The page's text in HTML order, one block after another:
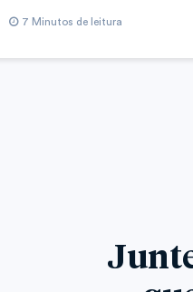
7 Minutos de leitura